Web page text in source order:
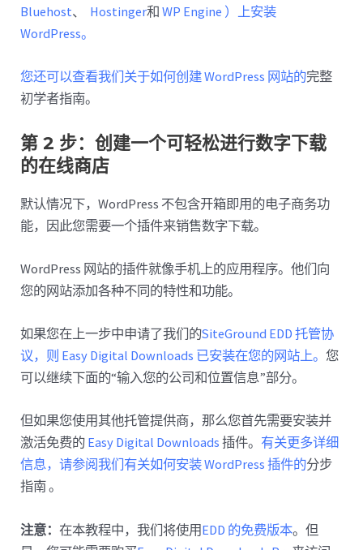
Bluehost、 Hostinger和WP Engine ）上安装
WordPress。
您还可以查看我们关于如何创建 WordPress 网站的完整
初学者指南。
第 2 步：创建一个可轻松进行数字下载
的在线商店
默认情况下，WordPress 不包含开箱即用的电子商务功
能，因此您需要一个插件来销售数字下载。
WordPress 网站的插件就像手机上的应用程序。他们向
您的网站添加各种不同的特性和功能。
如果您在上一步中申请了我们的SiteGround EDD 托管协
议，则 Easy Digital Downloads 已安装在您的网站上。您
可以继续下面的“输入您的公司和位置信息”部分。
但如果您使用其他托管提供商，那么您首先需要安装并
激活免费的 Easy Digital Downloads 插件。 有关更多详细
信息，请参阅我们有关如何安装 WordPress 插件的分步
指南 。
注意：在本教程中，我们将使用EDD 的免费版本。但